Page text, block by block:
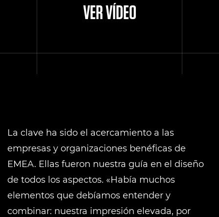
VER VÍDEO
La clave ha sido el acercamiento a las
empresas y organizaciones benéficas de
EMEA. Ellas fueron nuestra guía en el diseño
de todos los aspectos. «Había muchos
elementos que debíamos entender y
combinar: nuestra impresión elevada, por